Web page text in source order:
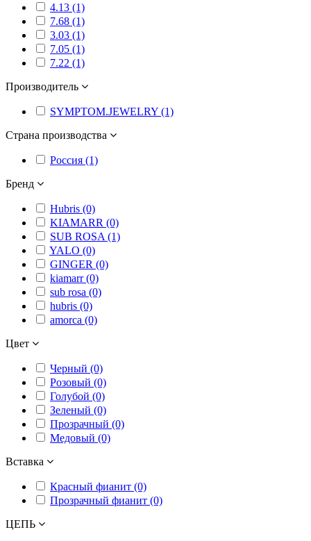
4.13 (1)
7.68 (1)
3.03 (1)
7.05 (1)
7.22 (1)
Производитель
SYMPTOM.JEWELRY (1)
Страна производства
Россия (1)
Бренд
Hubris (0)
KIAMARR (0)
SUB ROSA (1)
YALO (0)
GINGER (0)
kiamarr (0)
sub rosa (0)
hubris (0)
amorca (0)
Цвет
Черный (0)
Розовый (0)
Голубой (0)
Зеленый (0)
Прозрачный (0)
Медовый (0)
Вставка
Красный фианит (0)
Прозрачный фианит (0)
ЦЕПЬ